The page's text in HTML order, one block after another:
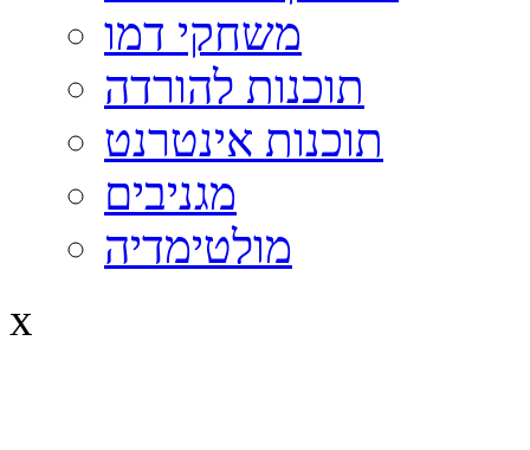
משחקי דמו
תוכנות להורדה
תוכנות אינטרנט
מגניבים
מולטימדיה
x